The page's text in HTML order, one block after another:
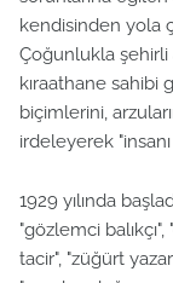
kendisinden yola
Çoğunlukla şehirli
kıraathane sahibi
biçimlerini,
irdeleyerek "insanı
1929 yılında
"gözlemci
tacir", "züğürt